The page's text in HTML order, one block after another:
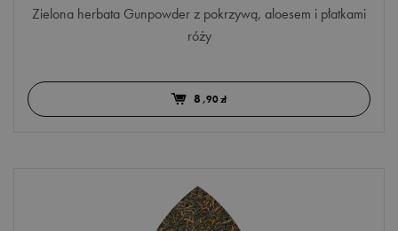
Zielona herbata Gunpowder z pokrzywą, aloesem i płatkami
róży
8,90 zł